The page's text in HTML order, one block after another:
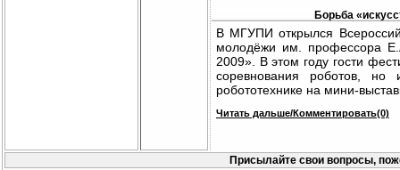
Борьба
В МГУПИ открылся
молодёжи им. профессора
2009». В этом году гости
соревнования роботов,
робототехнике на мини-
Читать дальше/Комментировать(0)
Присылайте свои вопросы,